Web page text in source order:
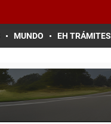
MUNDO EH TRÁMITES